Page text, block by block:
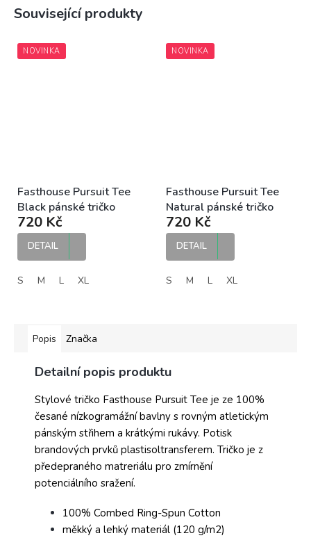
Související produkty
NOVINKA
Fasthouse Pursuit Tee
Black pánské tričko
720 Kč
DETAIL
S M L XL
NOVINKA
Fasthouse Pursuit Tee
Natural pánské tričko
720 Kč
DETAIL
S M L XL
Popis Značka
Detailní popis produktu
Stylové tričko Fasthouse Pursuit Tee je ze 100%
česané nízkogramážní bavlny s rovným atletickým
pánským střihem a krátkými rukávy. Potisk
brandových prvků plastisoltransferem. Tričko je z
předepraného matreriálu pro zmírnění
potenciálního sražení.
100% Combed Ring-Spun Cotton
měkký a lehký materiál (120 g/m2)